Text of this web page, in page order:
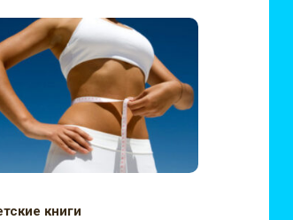
книги